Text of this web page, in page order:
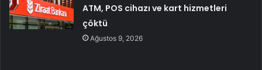
ATM, POS cihazı ve kart hizmetleri
çöktü
Ağustos 9, 2026